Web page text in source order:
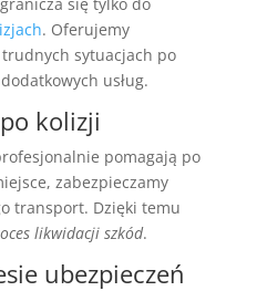
. Oferujemy
sytuacjach po
usług.
kolizji
pomagają po
zabezpieczamy
transport. Dzięki temu
likwidacji szkód.
ubezpieczeń